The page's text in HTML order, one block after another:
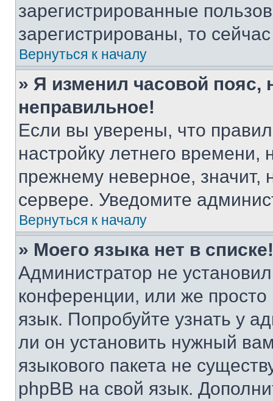
зарегистрированные
зарегистрированы, то
Вернуться к началу
» Я изменил часовой пояс,
неправильное!
Если вы уверены, что
настройку летнего
прежнему неверное, значит,
сервере. Уведомите
Вернуться к началу
» Моего языка нет в списке!
Администратор не
конференции, или же
язык. Попробуйте узнать у
ли он установить нужный
языкового пакета не
phpBB на свой язык.